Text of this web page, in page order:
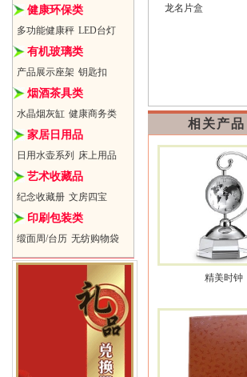
健康环保类
多功能健康秤 LED台灯
有机玻璃类
产品展示座架 钥匙扣
烟酒茶具类
水晶烟灰缸 健康商务类
家居日用品
日用水壶系列 床上用品
艺术收藏品
纪念收藏册 文房四宝
印刷包装类
缎面周/台历 无纺购物袋
龙名片盒
相关产品
精美时钟